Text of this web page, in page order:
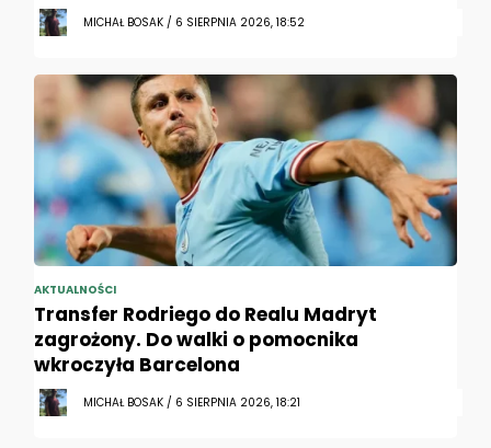
MICHAŁ BOSAK / 6 SIERPNIA 2026, 18:52
AKTUALNOŚCI
Transfer Rodriego do Realu Madryt
zagrożony. Do walki o pomocnika
wkroczyła Barcelona
MICHAŁ BOSAK / 6 SIERPNIA 2026, 18:21